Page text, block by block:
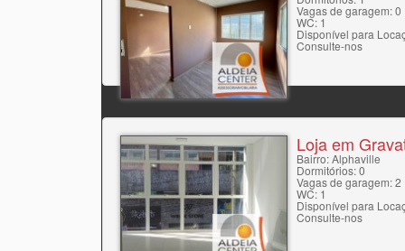
Vagas de garagem: 0
WC: 1
Disponível para
Consulte-nos
Loja em
Bairro: Alphaville
Dormitórios: 0
Vagas de garagem: 2
WC: 1
Disponível para
Consulte-nos